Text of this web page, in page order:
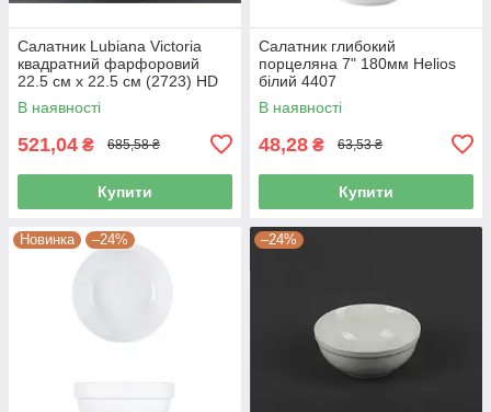
Салатник Lubiana Victoria
квадратний фарфоровий
22.5 см х 22.5 см (2723) HD
В наявності
521,04 ₴ 685,58 ₴
Купити
Салатник глибокий
порцеляна 7" 180мм Helios
білий 4407
В наявності
48,28 ₴ 63,53 ₴
Купити
Новинка –24% –24%